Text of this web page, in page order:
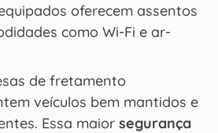
oferecem assentos
como Wi-Fi e ar-
de fretamento
veículos bem mantidos e
Essa maior segurança